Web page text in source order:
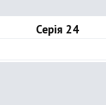
Серія 24